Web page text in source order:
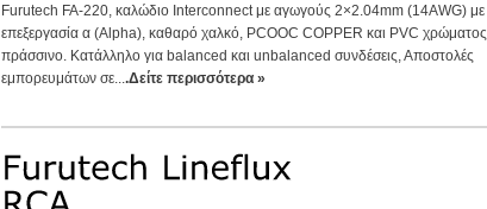
Furutech FA-220, καλώδιο Interconnect με αγωγούς 2×2.04mm (14AWG) με
επεξεργασία α (Alpha), καθαρό χαλκό, PCOOC COPPER και PVC χρώματος
πράσσινο. Κατάλληλο για balanced και unbalanced συνδέσεις, Αποστολές
εμπορευμάτων σε... .Δείτε περισσότερα »